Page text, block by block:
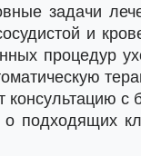
задачи
и
процедур
с
подходящих